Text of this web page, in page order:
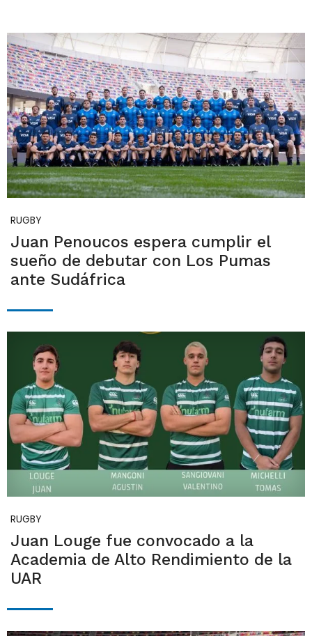
RUGBY
Juan Penoucos espera cumplir el
sueño de debutar con Los Pumas
ante Sudáfrica
RUGBY
Juan Louge fue convocado a la
Academia de Alto Rendimiento de la
UAR